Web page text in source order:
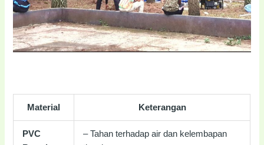
Material Keterangan
PVC
– Tahan terhadap air dan kelembapan